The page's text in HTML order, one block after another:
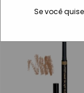
Se você